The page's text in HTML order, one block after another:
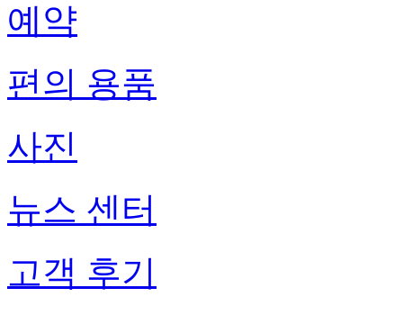
예약
편의 용품
사진
뉴스 센터
고객 후기